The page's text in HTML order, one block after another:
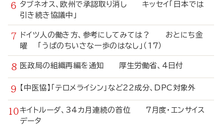
タブネオス、欧州で承認取り消し キッセイ「日本では
引き続き協議中」
ドイツ人の働き方、参考にしてみては？ おとにち金
曜 「うぱのちいさな一歩のはなし」（17）
医政局の組織再編を通知 厚生労働省、4日付
【中医協】「テロメライシン」など22成分、DPC対象外
キイトルーダ、34カ月連続の首位 7月度・エンサイス
データ